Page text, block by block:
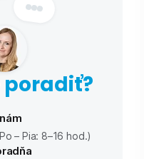
– Pia: 8–16 hod.)